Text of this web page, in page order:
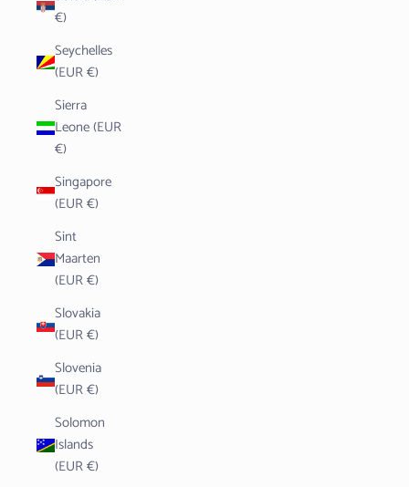
€)
Seychelles
(EUR €)
Sierra
Leone (EUR
€)
Singapore
(EUR €)
Sint
Maarten
(EUR €)
Slovakia
(EUR €)
Slovenia
(EUR €)
Solomon
Islands
(EUR €)